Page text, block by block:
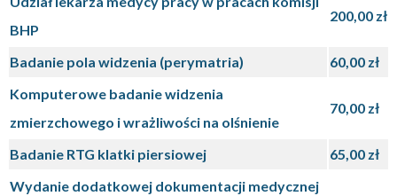
BHP
200,00 zł
Badanie pola widzenia (perymatria)
60,00 zł
Komputerowe badanie widzenia
zmierzchowego i wrażliwości na olśnienie
70,00 zł
Badanie RTG klatki piersiowej
65,00 zł
Wydanie dodatkowej dokumentacji medycznej